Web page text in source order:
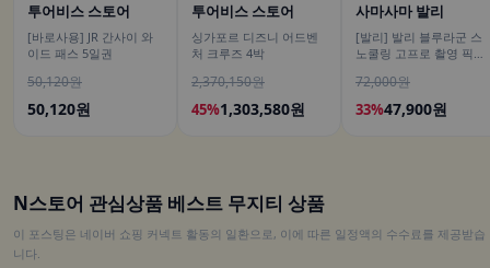
투어비스 스토어
[바로사용] JR 간사이 와
이드 패스 5일권
50,120원
50,120원
투어비스 스토어
싱가포르 디즈니 어드벤
처 크루즈 4박
2,370,150원
45%1,303,580원
사마사마 발리
[발리] 발리 블루라군 스
노쿨링 고프로 촬영 픽업
체험 산호 열대어
72,000원
33%47,900원
N스토어 관심상품 베스트 무지티 상품
이 포스팅은 네이버 쇼핑 커넥트 활동의 일환으로, 이에 따른 일정액의 수수료를 제공받습
니다.